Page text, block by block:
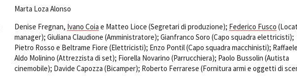
Marta Loza Alonso
Denise Fregnan, Ivano Coia e Matteo Lioce (Segretari di produzione); Federico Fusco
manager); Giuliana Claudione (Amministratore); Gianfranco Soro (Capo squadra elettricisti);
Pietro Rosso e Beltrame Fiore (Elettricisti); Enzo Pontil (Capo squadra macchinisti); Raffaele
Aldo Molinino (Attrezzista di set); Fiorella Novarino (Parrucchiera); Paolo Bussolin (Autista
cinemobile); Davide Capozza (Bicamper); Roberto Ferrarese (Fornitura armi e oggetti di